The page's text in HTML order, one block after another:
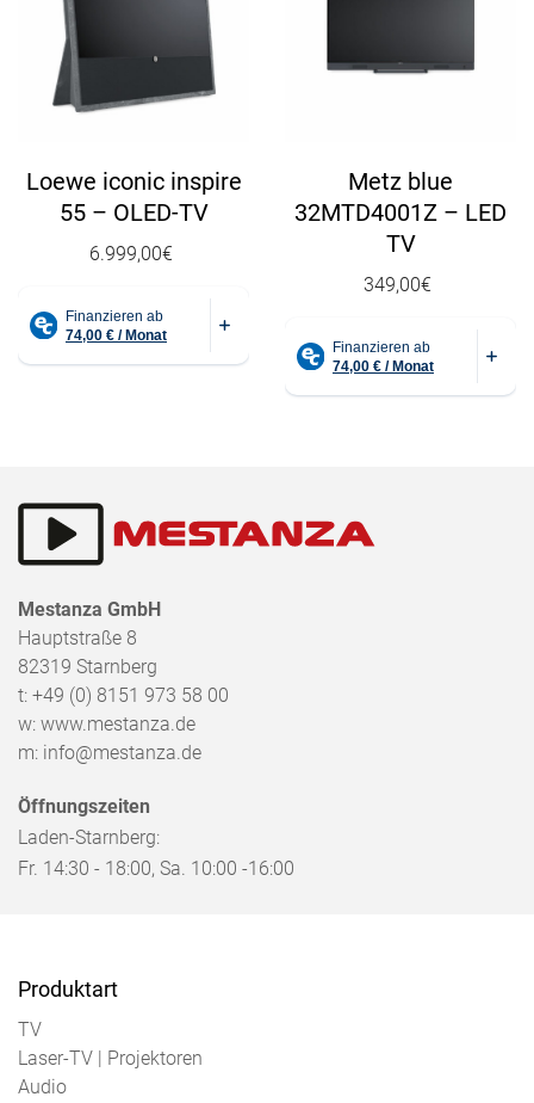
Loewe iconic inspire
55 – OLED-TV
6.999,00€
Metz blue
32MTD4001Z – LED
TV
349,00€
Mestanza GmbH
Hauptstraße 8
82319 Starnberg
t: +49 (0) 8151 973 58 00
w: www.mestanza.de
m: info@mestanza.de
Öffnungszeiten
Laden-Starnberg:
Fr. 14:30 - 18:00, Sa. 10:00 -16:00
Produktart
TV
Laser-TV | Projektoren
Audio